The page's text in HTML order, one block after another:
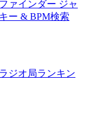
ァインダー ジャ
キー & BPM検索
ラジオ局ランキン